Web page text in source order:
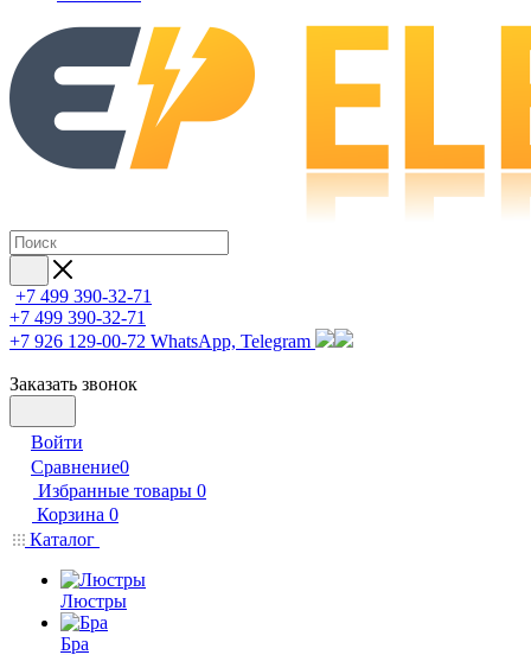
+7 499 390-32-71
+7 499 390-32-71
+7 926 129-00-72 WhatsApp, Telegram
Заказать звонок
Войти
Сравнение0
Избранные товары 0
Корзина 0
Каталог
Люстры
Бра